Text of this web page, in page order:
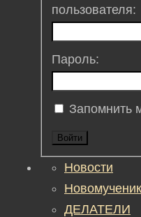
пользователя:
Пароль:
Запомнить
Войти
Новости
ДЕЛАТЕЛИ